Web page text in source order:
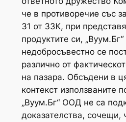
че в противоречие със
31 от ЗЗК, при
продуктите си,
недобросъвестно се
различно от
на пазара. Обсъдени в
контекст използваните
„Вуум.Бг“ ООД не са
доказателства, сочещи,